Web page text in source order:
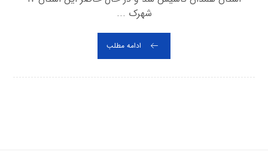
شهرک ...
ادامه مطلب